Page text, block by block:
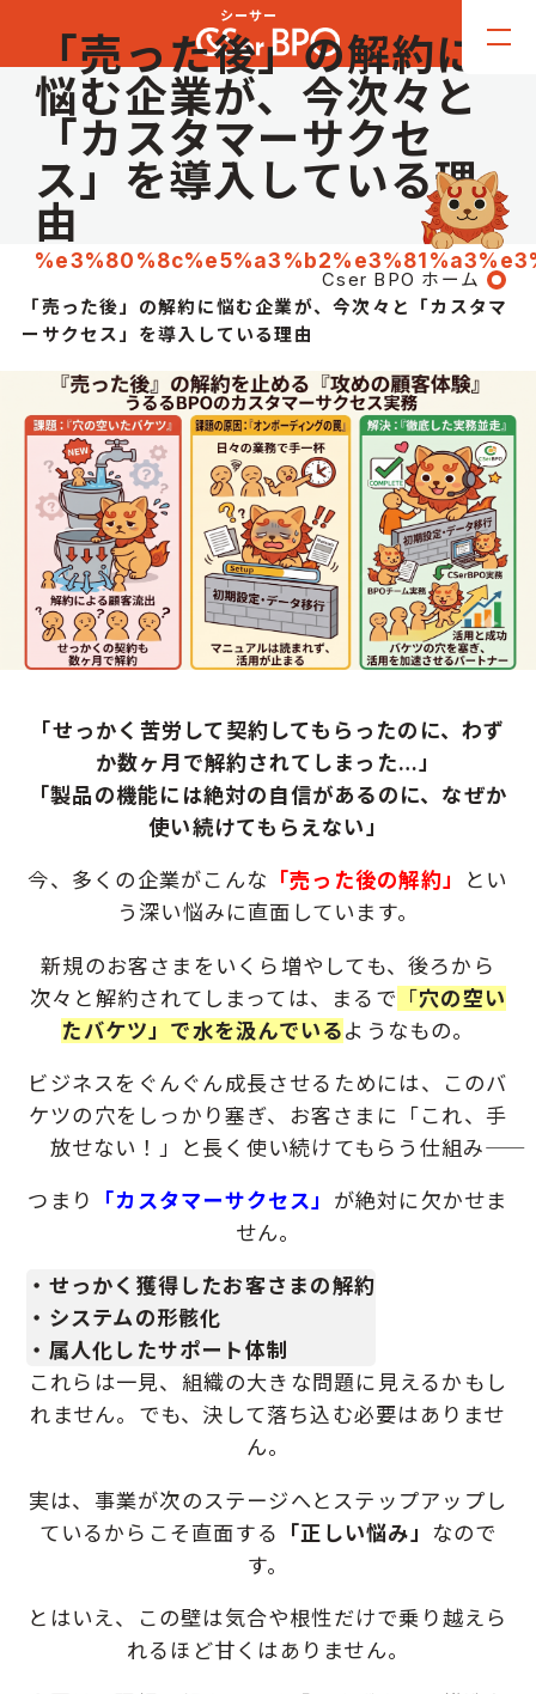
「売った後」の解約に
悩む企業が、今次々と
「カスタマーサクセ
ス」を導入している理
由
Cser BPO ホーム
「売った後」の解約に悩む企業が、今次々と「カスタマ
ーサクセス」を導入している理由
「せっかく苦労して契約してもらったのに、わず
か数ヶ月で解約されてしまった…」
「製品の機能には絶対の自信があるのに、なぜか
使い続けてもらえない」
今、多くの企業がこんな 「売った後の解約」
とい
う深い悩みに直面しています。
新規のお客さまをいくら増やしても、後ろから
次々と解約されてしまっては、
まるで 「穴の空い
たバケツ」 で水を汲んでいるようなもの。
ビジネスをぐんぐん成長させるためには、
このバ
ケツの穴をしっかり塞ぎ、お客さまに「これ、手
放せない！」と長く使い続けてもらう仕組み――
つまり 「カスタマーサクセス」 が絶対に欠かせま
せん。
・せっかく獲得したお客さまの解約
・システムの形骸化
・属人化したサポート体制
これらは一見、組織の大きな問題に見えるかもし
れません。 でも、決して落ち込む必要はありませ
ん。
実は、事業が次のステージへとステップアップし
ているからこそ直面する
「正しい悩み」 なので
す。
とはいえ、この壁は気合や根性だけで乗り越えら
れるほど甘くはありません。